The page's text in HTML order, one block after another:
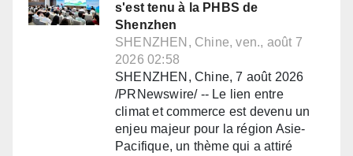
s'est tenu à la PHBS de
Shenzhen
SHENZHEN, Chine, ven., août 7
2026 02:58
SHENZHEN, Chine, 7 août 2026
/PRNewswire/ -- Le lien entre
climat et commerce est devenu un
enjeu majeur pour la région Asie-
Pacifique, un thème qui a attiré